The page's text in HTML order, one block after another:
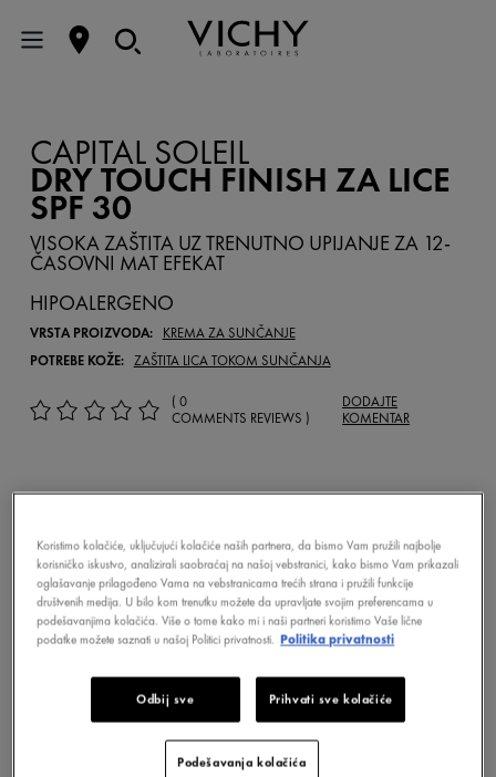
CAPITAL SOLEIL
DRY TOUCH FINISH ZA LICE
SPF 30
VISOKA ZAŠTITA UZ TRENUTNO UPIJANJE ZA 12-
ČASOVNI MAT EFEKAT
HIPOALERGENO
VRSTA PROIZVODA:
KREMA ZA SUNČANJE
POTREBE KOŽE: ZAŠTITA LICA TOKOM SUNČANJA
( 0
COMMENTS REVIEWS )
DODAJTE
KOMENTAR
Koristimo kolačiće, uključujući kolačiće naših partnera, da bismo Vam pružili najbolje
korisničko iskustvo, analizirali saobraćaj na našoj vebstranici, kako bismo Vam prikazali
oglašavanje prilagođeno Vama na vebstranicama trećih strana i pružili funkcije
društvenih medija. U bilo kom trenutku možete da upravljate svojim preferencama u
podešavanjima kolačića. Više o tome kako mi i naši partneri koristimo Vaše lične
podatke možete saznati u našoj Politici privatnosti. Politika privatnosti
Odbij sve Prihvati sve kolačiće
Podešavanja kolačića